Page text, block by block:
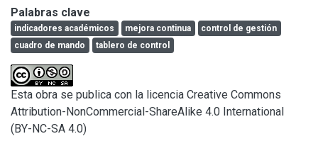
introducción del paradigma de gestión por indicadores en
ámbitos jerárquicos de las unidades académicas de la
Universidad que dictan carreras de Ingeniería y en
despertar interés en otras Facultades. También ha dado
lugar al desarrollo de prototipos altamente funcionales que
permiten la implantación práctica de este tipo de
tecnologías a partir de la puesta en marcha de dos tesis de
grado de alumnos de Ingeniería de Sistemas. Para lograr
Palabras clave
indicadores académicos mejora continua
control de gestión
cuadro de mando
tablero de control
Esta obra se publica con la licencia Creative Commons
Attribution-NonCommercial-ShareAlike 4.0 International
(BY-NC-SA 4.0)